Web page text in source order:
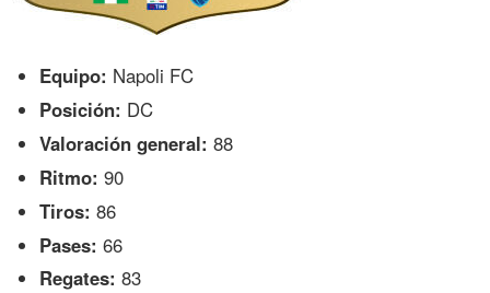
Equipo: Napoli FC
Posición: DC
Valoración general: 88
Ritmo: 90
Tiros: 86
Pases: 66
Regates: 83